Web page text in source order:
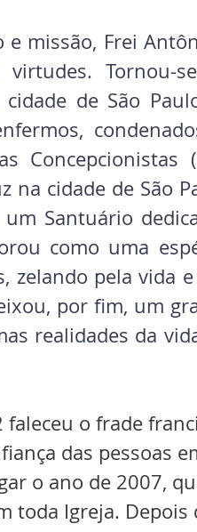
e missão, Frei
Tornou-
cidade de São
Concepcionistas
na cidade de São
um Santuário
como uma
zelando pela vida
por fim, um
realidades da
faleceu o frade
das pessoas
o ano de 2007,
toda Igreja.